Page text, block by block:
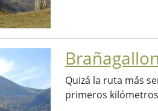
Quizá la ruta más
primeros